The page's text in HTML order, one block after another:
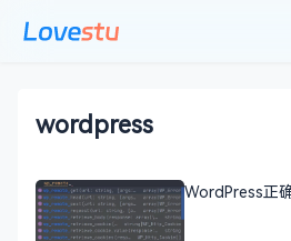
wordpress
WordPress正